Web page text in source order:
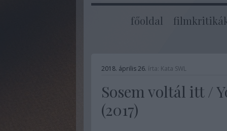
főoldal
2018. április 26. írta: Kata SWL
Sosem voltál itt /
(2017)